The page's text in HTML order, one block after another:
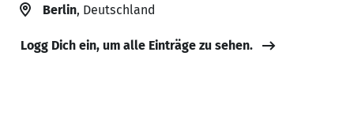
Berlin, Deutschland
Logg Dich ein, um alle Einträge zu sehen.